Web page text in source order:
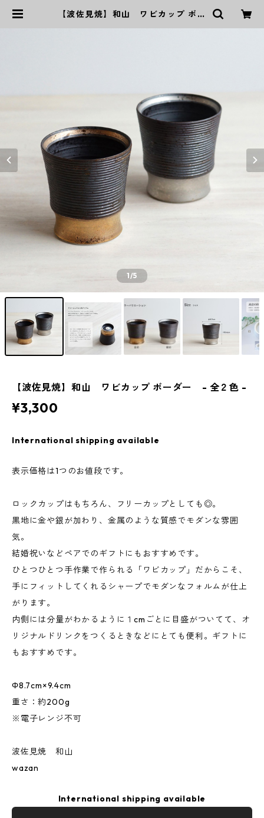
【波佐見焼】和山 ワビカップ ボー
1/5
【波佐見焼】和山 ワビカップ ボーダー - 全２色 -
¥3,300
International shipping available
表示価格は1つのお値段です。
ロックカップはもちろん、フリーカップとしても◎。
黒地に金や銀が加わり、金属のような質感でモダンな雰囲
気。
結婚祝いなどペアでのギフトにもおすすめです。
ひとつひとつ手作業で作られる「ワビカップ」だからこそ、
手にフィットしてくれるシャープでモダンなフォルムが仕上
がります。
内側には分量がわかるように１cmごとに目盛がついてて、オ
リジナルドリンクをつくるときなどにとても便利。ギフトに
もおすすめです。
Φ8.7cm×9.4cm
重さ：約200g
※電子レンジ不可
波佐見焼 和山
wazan
International shipping available